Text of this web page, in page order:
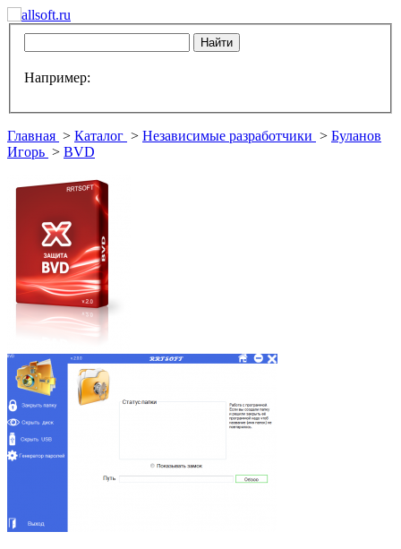
Например:
Главная > Каталог > Независимые разработчики > Буланов
Игорь > BVD